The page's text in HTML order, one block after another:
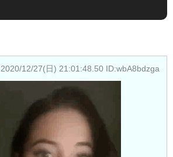
2020/12/27(日) 21:01:48.50 ID:wbA8bdzga